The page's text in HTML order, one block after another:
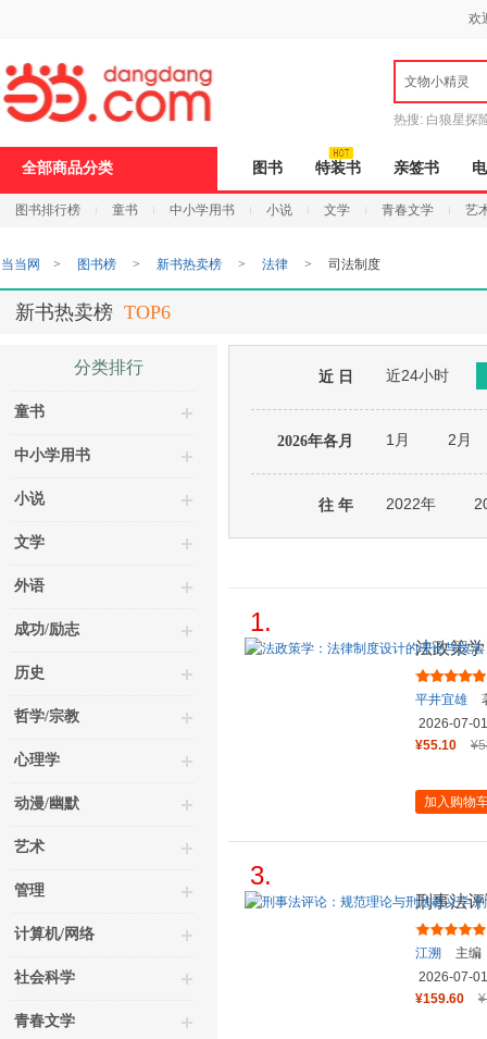
欢
文物小精灵
热搜: 白狼星探
全部商品分类 图书 特装书 亲签书
图书排行榜 童书 中小学用书 小说 文学 青春文学 艺
当当网 > 图书榜 > 新书热卖榜 > 法律 > 司法制度
新书热卖榜 TOP6
分类排行
童书
中小学用书
小说
文学
外语
成功/励志
历史
哲学/宗教
心理学
动漫/幽默
艺术
管理
计算机/网络
社会科学
青春文学
近 日 近24小时
2026年各月 1月 2月
往 年 2022年
1.
法政策
（第2版
平井宜雄
2026-07-01
¥55.10
加入购物
3.
刑事法
法学理
江溯
主编
2026-07-01
¥159.60
打
开
无
障
页
加